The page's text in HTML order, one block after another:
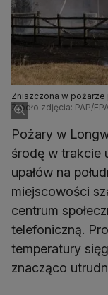
Zniszczona w pożarze
Źródło zdjęcia: PAP/
Pożary w
środę w trakcie
upałów na
miejscowości
centrum
telefoniczną.
temperatury
znacząco